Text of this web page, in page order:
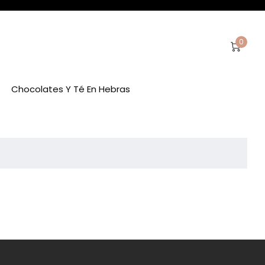
0
Chocolates Y Té En Hebras